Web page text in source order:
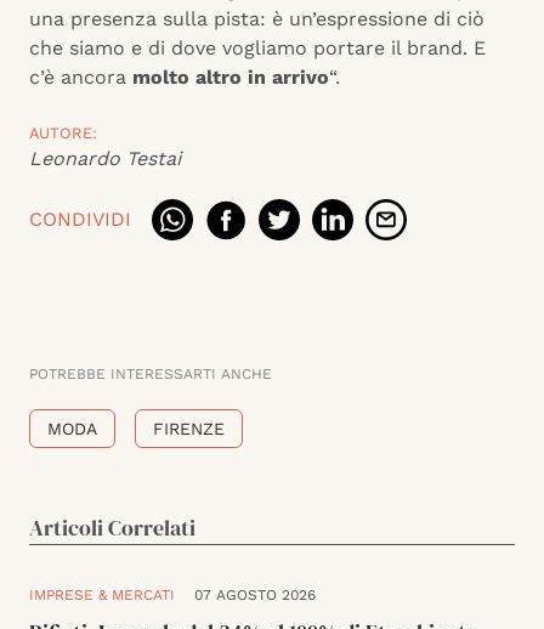
una presenza sulla pista: è un’espressione di ciò
che siamo e di dove vogliamo portare il brand. E
c’è ancora molto altro in arrivo“.
AUTORE:
Leonardo Testai
CONDIVIDI
POTREBBE INTERESSARTI ANCHE
MODA FIRENZE
Articoli Correlati
IMPRESE & MERCATI 07 AGOSTO 2026